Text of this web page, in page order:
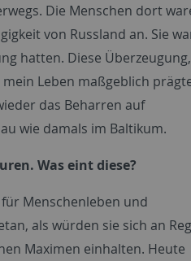
Die Menschen dort
von Russland an. Sie
hatten. Diese Überzeugung,
Leben maßgeblich
das Beharren auf
wie damals im Baltikum.
Was eint diese?
Menschenleben und
als würden sie sich an
Maximen einhalten. Heute